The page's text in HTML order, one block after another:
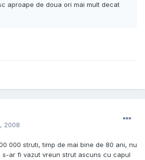
aproape de doua ori mai mult decat
2008
000 struti, timp de mai bine de 80 ani, nu
ar fi vazut vreun strut ascuns cu capul